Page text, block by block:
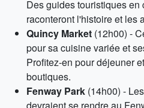
Des guides touristiques
raconteront l'histoire et les
Quincy Market (12h00) -
pour sa cuisine variée et
Profitez-en pour déjeuner
boutiques.
Fenway Park (14h00) -